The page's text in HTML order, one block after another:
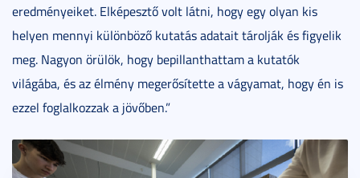
eredményeiket. Elképesztő volt látni, hogy egy olyan kis
helyen mennyi különböző kutatás adatait tárolják és figyelik
meg. Nagyon örülök, hogy bepillanthattam a kutatók
világába, és az élmény megerősítette a vágyamat, hogy én is
ezzel foglalkozzak a jövőben.”